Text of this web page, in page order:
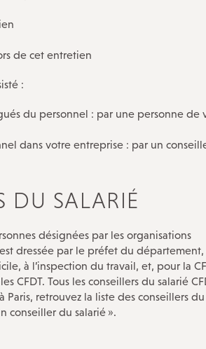
de cet entretien
:
du personnel : par une personne de
dans votre entreprise : par un
DU SALARIÉ
désignées par les organisations
dressée par le préfet du
à l’inspection du travail, et, pour la
CFDT. Tous les conseillers du salarié
Paris, retrouvez la liste des conseillers
conseiller du salarié ».